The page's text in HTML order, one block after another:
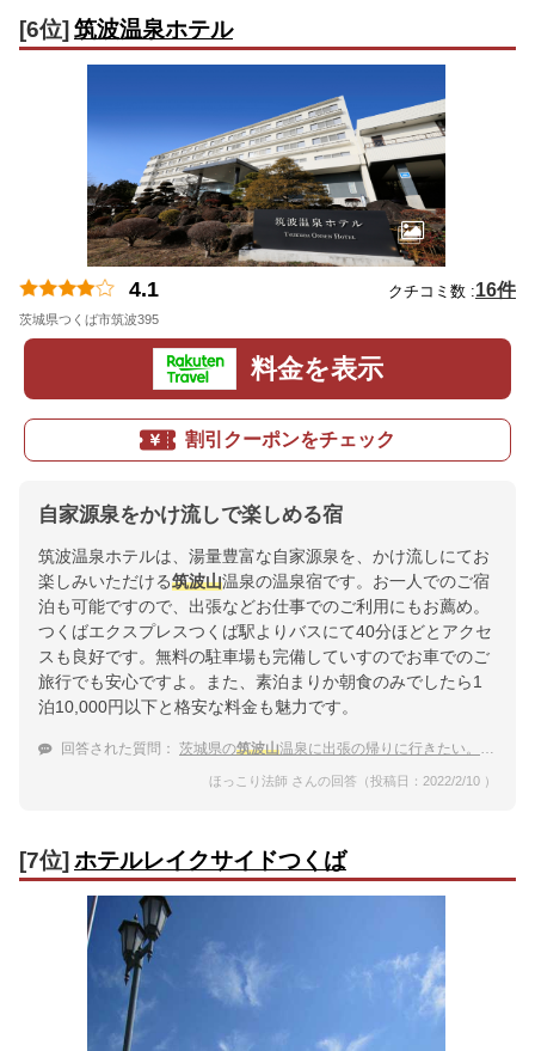
[6位] 筑波温泉ホテル
4.1 クチコミ数 :16件
茨城県つくば市筑波395
料金を表示
割引クーポンをチェック
自家源泉をかけ流しで楽しめる宿
筑波温泉ホテルは、湯量豊富な自家源泉を、かけ流しにてお
楽しみいただける筑波山温泉の温泉宿です。お一人でのご宿
泊も可能ですので、出張などお仕事でのご利用にもお薦め。
つくばエクスプレスつくば駅よりバスにて40分ほどとアクセ
スも良好です。無料の駐車場も完備していすのでお車でのご
旅行でも安心ですよ。また、素泊まりか朝食のみでしたら1
泊10,000円以下と格安な料金も魅力です。
回答された質問： 茨城県の筑波山温泉に出張の帰りに行きたい。おすすめを教えて下さい。
ほっこり法師 さんの回答（投稿日：2022/2/10 ）
[7位] ホテルレイクサイドつくば